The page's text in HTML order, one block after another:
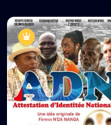
A.D.N
2021 1heure 20min